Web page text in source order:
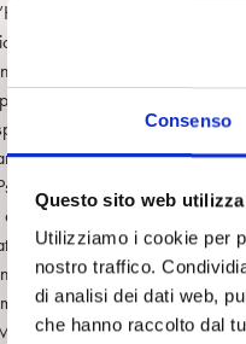
Consenso
Questo sito web
Utilizziamo i cookie per
nostro traffico.
di analisi dei dati web,
che hanno raccolto dal
Carlton, sia per la
Del Gobbo. Essi costituirono
disponibilità da parte di
loro i giovani poterono
di convivialità e
per cui fu una pagina
Una scissione che a lungo
molti colleghi passati nell’altra
il CPB era costituito
Era uno stile materno
in Italia, gli psicoanalisti
Questi, con semplicità